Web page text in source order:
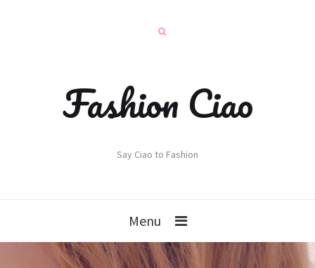
Fashion Ciao
Say Ciao to Fashion
Menu